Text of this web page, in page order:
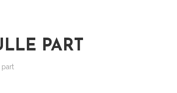
PART
part